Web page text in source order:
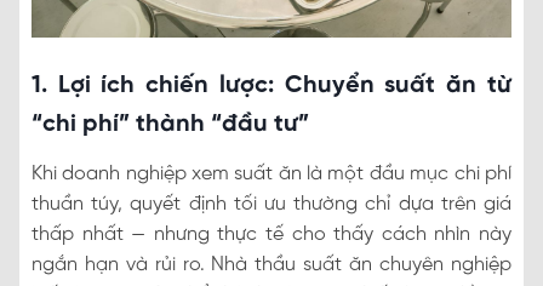
1. Lợi ích chiến lược: Chuyển suất ăn từ
“chi phí” thành “đầu tư”
Khi doanh nghiệp xem suất ăn là một đầu mục chi phí
thuần túy, quyết định tối ưu thường chỉ dựa trên giá
thấp nhất — nhưng thực tế cho thấy cách nhìn này
ngắn hạn và rủi ro. Nhà thầu suất ăn chuyên nghiệp